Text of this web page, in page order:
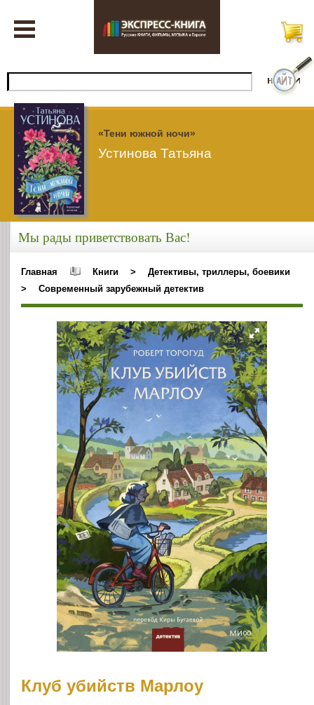
«Тени южной ночи»
Устинова Татьяна
Мы рады приветствовать Вас!
Главная Книги >
Детективы, триллеры, боевики
>
Современный зарубежный детектив
Клуб убийств Марлоу